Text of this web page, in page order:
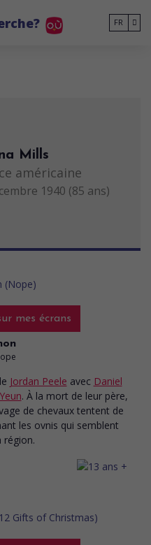
FR
Mills
américaine
1940 (85 ans)
mes écrans
Jordan Peele avec Daniel
. À la mort de leur père,
de chevaux tentent de
les ovnis qui semblent
région.